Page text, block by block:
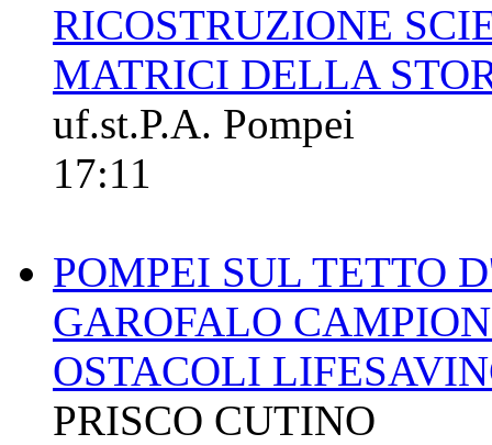
RICOSTRUZIONE
MATRICI DELLA
uf.st.P.A. Pompei
17:11
POMPEI SUL TETTO
GAROFALO
OSTACOLI
PRISCO CUTINO